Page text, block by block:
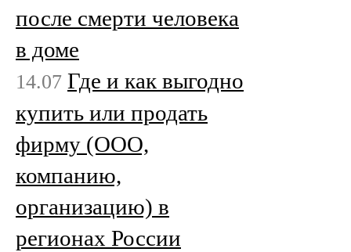
после смерти человека
в доме
14.07 Где и как выгодно
купить или продать
фирму (ООО,
компанию,
организацию) в
регионах России